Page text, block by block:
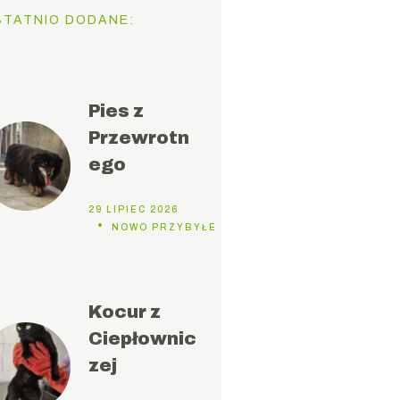
DODANE:
Pies z
Przewrotn
ego
29 LIPIEC 2026
NOWO PRZYBYŁE DO SCHRONISKA
Kocur z
Ciepłownic
zej